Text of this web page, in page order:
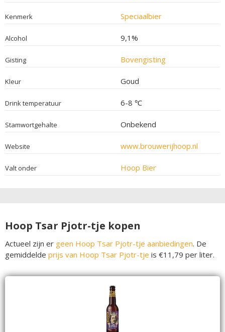
Kenmerk Speciaalbier
Alcohol 9,1%
Gisting Bovengisting
Kleur Goud
Drink temperatuur 6-8 ℃
Stamwortgehalte Onbekend
Website www.brouwerijhoop.nl
Valt onder Hoop Bier
Hoop Tsar Pjotr-tje kopen
Actueel zijn er geen Hoop Tsar Pjotr-tje aanbiedingen. De
gemiddelde prijs van Hoop Tsar Pjotr-tje is €11,79 per liter.